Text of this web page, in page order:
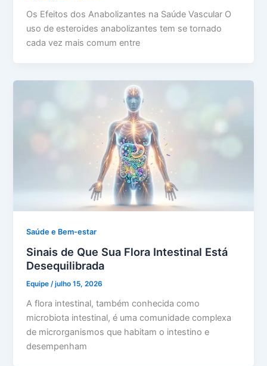
Os Efeitos dos Anabolizantes na Saúde Vascular O
uso de esteroides anabolizantes tem se tornado
cada vez mais comum entre
Saúde e Bem-estar
Sinais de Que Sua Flora Intestinal Está
Desequilibrada
Equipe/julho 15, 2026
A flora intestinal, também conhecida como
microbiota intestinal, é uma comunidade complexa
de microrganismos que habitam o intestino e
desempenham